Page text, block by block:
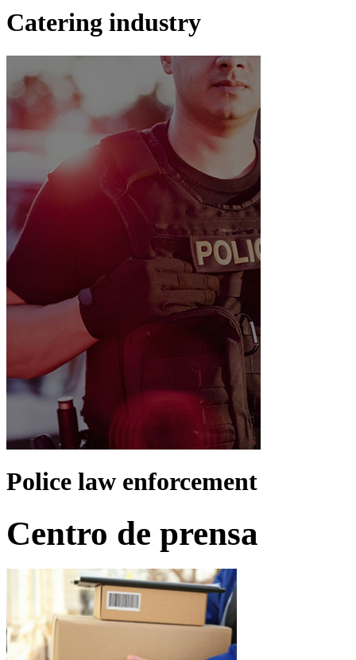
Catering industry
Police law enforcement
Centro de prensa